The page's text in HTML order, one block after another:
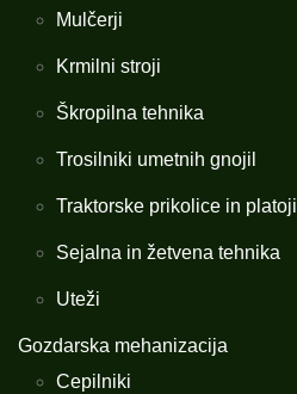
Mulčerji
Krmilni stroji
Škropilna tehnika
Trosilniki umetnih gnojil
Traktorske prikolice in platoji
Sejalna in žetvena tehnika
Uteži
Gozdarska mehanizacija
Cepilniki